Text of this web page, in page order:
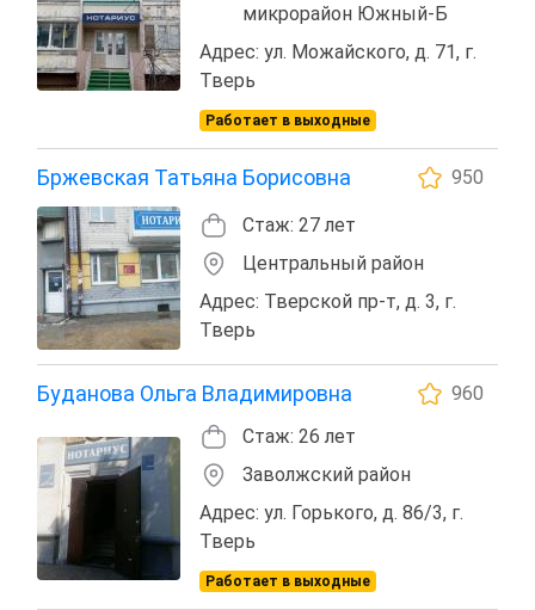
микрорайон Южный-Б
Адрес: ул. Можайского, д. 71, г.
Тверь
Работает в выходные
Бржевская Татьяна Борисовна 950
Стаж: 27 лет
Центральный район
Адрес: Тверской пр-т, д. 3, г.
Тверь
Буданова Ольга Владимировна
960
Стаж: 26 лет
Заволжский район
Адрес: ул. Горького, д. 86/3, г.
Тверь
Работает в выходные